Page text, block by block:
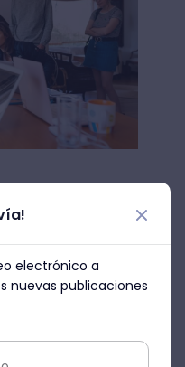
de
que llevar a
Para esto,
que
simplemente
por redes
electrónico a
nuevas publicaciones